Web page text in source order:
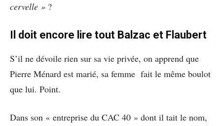
cervelle » ?
Il doit encore lire tout Balzac et Flaubert
S’il ne dévoile rien sur sa vie privée, on apprend que
Pierre Ménard est marié, sa femme fait le même boulot
que lui. Point.
Dans son « entreprise du CAC 40 » dont il tait le nom,